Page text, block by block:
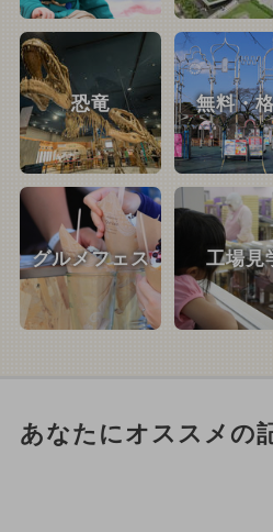
恐竜 無料・
グルメフェス 工場見
あなたにオススメの